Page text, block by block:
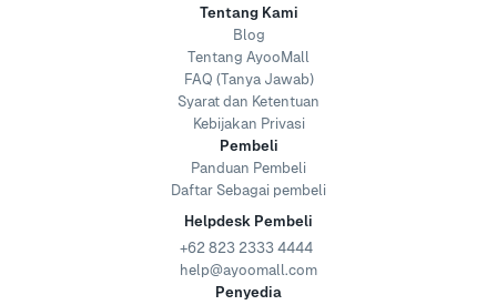
Tentang Kami
Blog
Tentang AyooMall
FAQ (Tanya Jawab)
Syarat dan Ketentuan
Kebijakan Privasi
Pembeli
Panduan Pembeli
Daftar Sebagai pembeli
Helpdesk Pembeli
+62 823 2333 4444
help@ayoomall.com
Penyedia